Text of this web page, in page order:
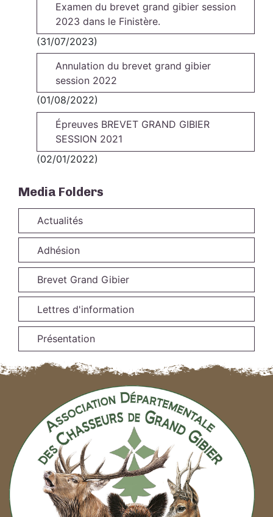
Examen du brevet grand gibier session
2023 dans le Finistère.
(31/07/2023)
Annulation du brevet grand gibier
session 2022
(01/08/2022)
Épreuves BREVET GRAND GIBIER
SESSION 2021
(02/01/2022)
Media Folders
Actualités
Adhésion
Brevet Grand Gibier
Lettres d'information
Présentation